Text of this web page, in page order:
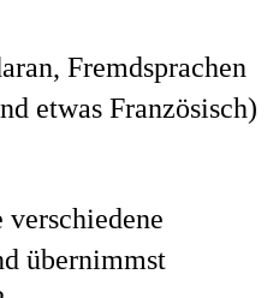
Fremdsprachen
etwas Französisch)
verschiedene
übernimmst